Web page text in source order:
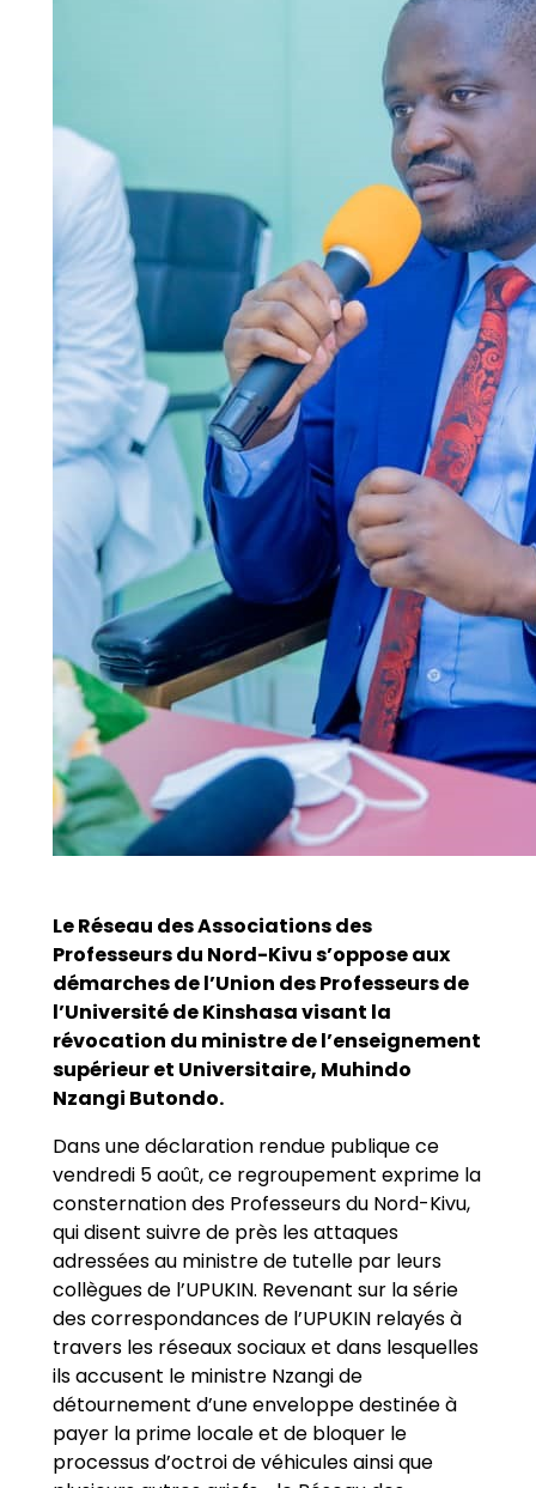
Le Réseau des Associations des
Professeurs du Nord-Kivu s’oppose aux
démarches de l’Union des Professeurs de
l’Université de Kinshasa visant la
révocation du ministre de l’enseignement
supérieur et Universitaire, Muhindo
Nzangi Butondo.
Dans une déclaration rendue publique ce
vendredi 5 août, ce regroupement exprime la
consternation des Professeurs du Nord-Kivu,
qui disent suivre de près les attaques
adressées au ministre de tutelle par leurs
collègues de l’UPUKIN. Revenant sur la série
des correspondances de l’UPUKIN relayés à
travers les réseaux sociaux et dans lesquelles
ils accusent le ministre Nzangi de
détournement d’une enveloppe destinée à
payer la prime locale et de bloquer le
processus d’octroi de véhicules ainsi que